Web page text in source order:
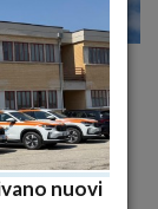
non definitiva,
innanzi alla
provocato dalla
nuovi